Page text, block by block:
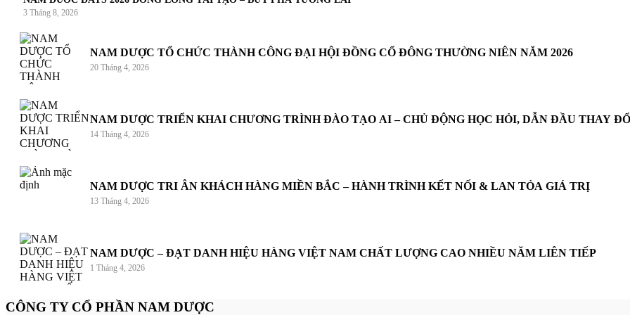
3 Tháng 8, 2026
NAM DƯỢC TỔ CHỨC THÀNH CÔNG ĐẠI HỘI ĐỒNG CỔ ĐÔNG THƯỜNG NIÊN NĂM 2026
20 Tháng 4, 2026
NAM DƯỢC TRIỂN KHAI CHƯƠNG TRÌNH ĐÀO TẠO AI – CHỦ ĐỘNG HỌC HỎI, DẪN ĐẦU THAY
14 Tháng 4, 2026
NAM DƯỢC TRI ÂN KHÁCH HÀNG MIỀN BẮC – HÀNH TRÌNH KẾT NỐI & LAN TỎA GIÁ TRỊ
13 Tháng 4, 2026
NAM DƯỢC – ĐẠT DANH HIỆU HÀNG VIỆT NAM CHẤT LƯỢNG CAO NHIỀU NĂM LIÊN TIẾP
1 Tháng 4, 2026
CÔNG TY CỔ PHẦN NAM DƯỢC